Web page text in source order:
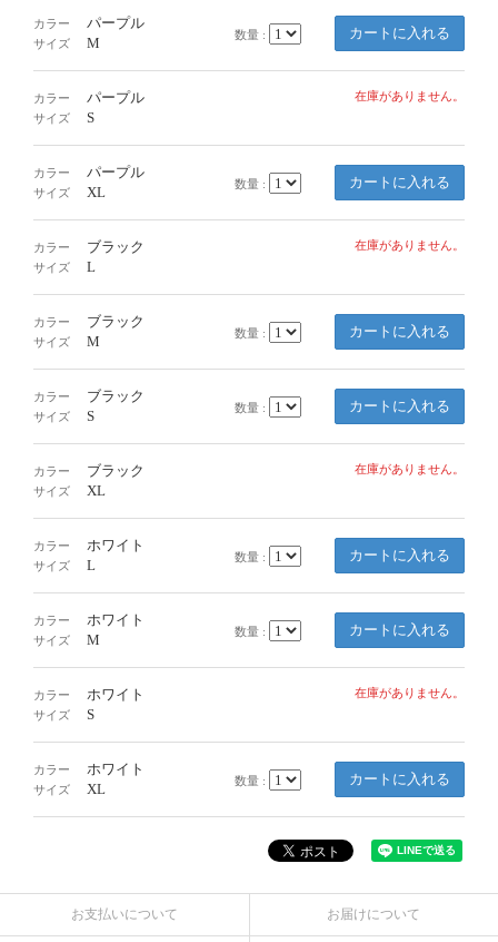
カラー パープル
サイズ M 数量 :
カラー パープル
サイズ S
在庫がありません。
カラー パープル
サイズ XL 数量 :
カラー ブラック
サイズ L
在庫がありません。
カラー ブラック
サイズ M 数量 :
カラー ブラック
サイズ S 数量 :
カラー ブラック
サイズ XL
在庫がありません。
カラー ホワイト
サイズ L 数量 :
カラー ホワイト
サイズ M 数量 :
カラー ホワイト
サイズ S
在庫がありません。
カラー ホワイト
サイズ XL 数量 :
お支払いについて お届けについて